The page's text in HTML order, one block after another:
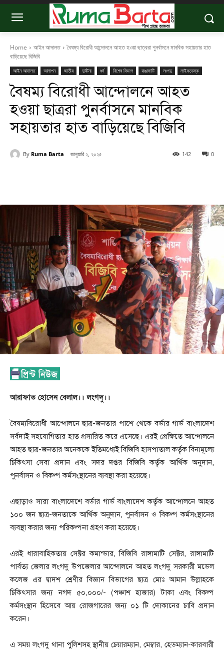
Home আইন আদালত
বৈষম্য বিরোধী আন্দোলনে আহত হওয়া ছাত্ররা পুনর্বাসনে মানবিক সহায়তার হাত
বাড়িয়েছে বিজিবি
আইন আদালত আলাপন জাতীয় দুর্ঘটনা ধর্ম বিশেষ বিভাগ রাঙামাটি লংগদু লাইফডেস্ক
বৈষম্য বিরোধী আন্দোলনে আহত
হওয়া ছাত্ররা পুনর্বাসনে মানবিক
সহায়তার হাত বাড়িয়েছে বিজিবি
By Ruma Barta জানুয়ারি ২, ২০২৫ 0
142
আরাফাত হোসেন বেলাল।। লংগদু।।
বৈষম্যবিরোধী আন্দোলনে ছাত্র-জনতার পাশে থেকে বর্ডার গার্ড বাংলাদেশ
সর্বদাই সহযোগিতার হাত প্রসারিত করে এসেছে। এরই প্রেক্ষিতে আন্দোলনে
আহত ছাত্র-জনতার অনেককে ইতিমধ্যেই বিজিবি হাসপাতাল কর্তৃক বিনামূল্যে
চিকিৎসা সেবা প্রদান এবং সদর দপ্তর বিজিবি কর্তৃক আর্থিক অনুদান,
পুনর্বাসন ও বিকল্প কর্মসংস্থানের ব্যবস্থা করা হয়েছে।
এছাড়াও সারা বাংলাদেশে বর্ডার গার্ড বাংলাদেশ কর্তৃক আন্দোলনে আহত
১০০ জন ছাত্র-জনতাকে আর্থিক অনুদান, পুনর্বাসন ও বিকল্প কর্মসংস্থানের
ব্যবস্থা করার জন্য পরিকল্পনা গ্রহণ করা হয়েছে।
এরই ধারাবাহিকতায় সেক্টর কমান্ডার, বিজিবি রাঙ্গামাটি সেক্টর, রাঙ্গামাটি
পার্বত্য জেলার লংগদু উপজেলার আন্দোলনে আহত লংগদু সরকারী মডেল
কলেজ এর দ্বাদশ শ্রেণীর বিজ্ঞান বিভাগের ছাত্র মোঃ আমান উল্লাহকে
চিকিৎসার জন্য নগদ ৫০,০০০/- (পঞ্চাশ হাজার) টাকা এবং বিকল্প
কর্মসংস্থান হিসেবে আয় রোজগারের জন্য ০১ টি দোকানের চাবি প্রদান
করেন।
এ সময় লংগদু থানা পুলিশসহ স্থানীয় চেয়ারম্যান, মেম্বার, হেডম্যান-কারবারী